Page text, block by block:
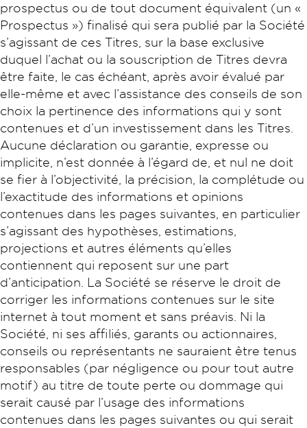
prospectus ou de tout document équivalent (un «
Prospectus ») finalisé qui sera publié par la Société
s’agissant de ces Titres, sur la base exclusive
duquel l’achat ou la souscription de Titres devra
être faite, le cas échéant, après avoir évalué par
elle-même et avec l’assistance des conseils de son
choix la pertinence des informations qui y sont
contenues et d’un investissement dans les Titres.
Aucune déclaration ou garantie, expresse ou
implicite, n’est donnée à l’égard de, et nul ne doit
se fier à l’objectivité, la précision, la complétude ou
l’exactitude des informations et opinions
contenues dans les pages suivantes, en particulier
s’agissant des hypothèses, estimations,
projections et autres éléments qu’elles
contiennent qui reposent sur une part
d’anticipation. La Société se réserve le droit de
corriger les informations contenues sur le site
internet à tout moment et sans préavis. Ni la
Société, ni ses affiliés, garants ou actionnaires,
conseils ou représentants ne sauraient être tenus
responsables (par négligence ou pour tout autre
motif) au titre de toute perte ou dommage qui
serait causé par l’usage des informations
contenues dans les pages suivantes ou qui serait